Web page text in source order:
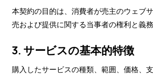
本契約の目的は、消費者が売主のウェブ
売および提供に関する当事者の権利と義
3. サービスの基本的特徴
購入したサービスの種類、範囲、価格、